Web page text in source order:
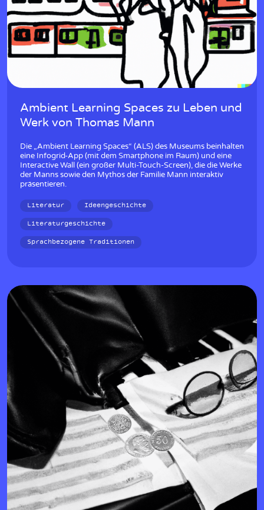
Ambient Learning Spaces zu Leben und
Werk von Thomas Mann
Die „Ambient Learning Spaces“ (ALS) des Museums beinhalten
eine Infogrid-App (mit dem Smartphone im Raum) und eine
Interactive Wall (ein großer Multi-Touch-Screen), die die Werke
der Manns sowie den Mythos der Familie Mann interaktiv
präsentieren.
Literatur
Ideengeschichte
Literaturgeschichte
Sprachbezogene Traditionen